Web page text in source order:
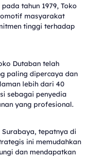
tahun 1979, Toko
masyarakat
tinggi terhadap
Dutaban telah
paling dipercaya dan
lebih dari 40
sebagai penyedia
yang profesional.
tepatnya di
ini memudahkan
dan mendapatkan